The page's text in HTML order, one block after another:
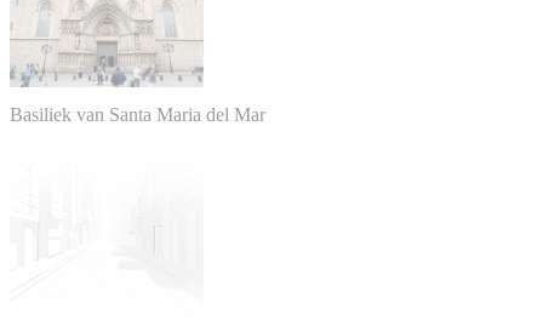
Basiliek van Santa Maria del Mar